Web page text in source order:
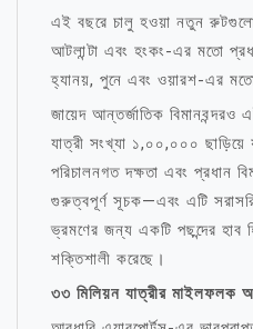
এই বছরে চালু হওয়া নতুন
আটলান্টা এবং হংকং-এর মতো
হ্যানয়, পুনে এবং ওয়ারশ-এর মতো
জায়েদ আন্তর্জাতিক বিমানবন্দরও
যাত্রী সংখ্যা ১,০০,০০০ ছাড়িয়ে
পরিচালনগত দক্ষতা এবং প্রধান
গুরুত্বপূর্ণ সূচক—এবং এটি
ভ্রমণের জন্য একটি পছন্দের
শক্তিশালী করেছে।
৩৩ মিলিয়ন যাত্রীর মাইলফলক